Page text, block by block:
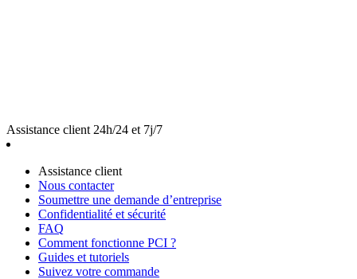
Assistance client 24h/24 et 7j/7
Assistance client
Nous contacter
Soumettre une demande d’entreprise
Confidentialité et sécurité
FAQ
Comment fonctionne PCI ?
Guides et tutoriels
Suivez votre commande